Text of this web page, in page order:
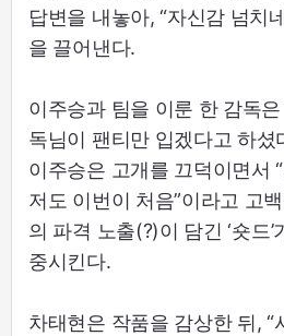
답변을 내놓아, “자신감 넘치
을 끌어낸다.
이주승과 팀을 이룬 한 감독
독님이 팬티만 입겠다고 하셨
이주승은 고개를 끄덕이면서
저도 이번이 처음”이라고 고
의 파격 노출(?)이 담긴 ‘숏드
중시킨다.
차태현은 작품을 감상한 뒤, “